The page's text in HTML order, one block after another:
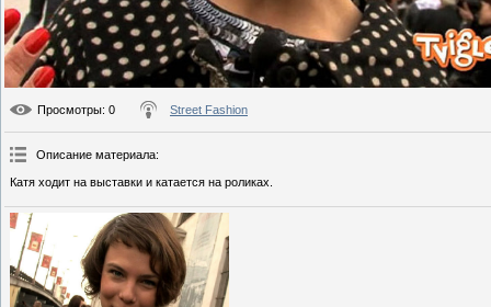
Просмотры: 0 Street Fashion
Описание материала:
Катя ходит на выставки и катается на роликах.